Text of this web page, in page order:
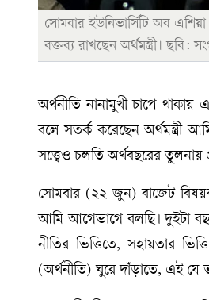
সোমবার ইউনিভার্সিটি অব
বক্তব্য রাখছেন অর্থমন্ত্রী। ছবি:
অর্থনীতি নানামুখী চাপে
বলে সতর্ক করেছেন অর্থমন্ত্রী
সত্ত্বেও চলতি অর্থবছরের তুলনায়
সোমবার (২২ জুন) বাজেট
আমি আগেভাগে বলছি। দুইটা
নীতির ভিত্তিতে, সহায়তার
(অর্থনীতি) ঘুরে দাঁড়াতে, এই যে